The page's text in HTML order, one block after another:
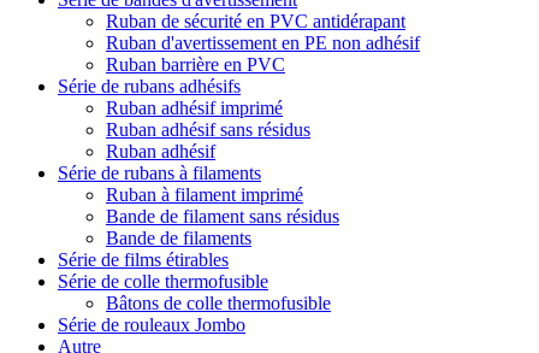
Ruban de sécurité en PVC antidérapant
Ruban d'avertissement en PE non adhésif
Ruban barrière en PVC
Série de rubans adhésifs
Ruban adhésif imprimé
Ruban adhésif sans résidus
Ruban adhésif
Série de rubans à filaments
Ruban à filament imprimé
Bande de filament sans résidus
Bande de filaments
Série de films étirables
Série de colle thermofusible
Bâtons de colle thermofusible
Série de rouleaux Jombo
Autre